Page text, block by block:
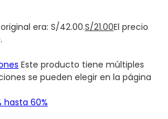
era: S/42.00.S/21.00El precio
Este producto tiene múltiples
se pueden elegir en la página
hasta 60%